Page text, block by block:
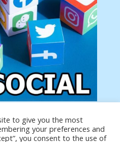
aquí con un link de tu
to give you the most
your preferences and
you consent to the use of